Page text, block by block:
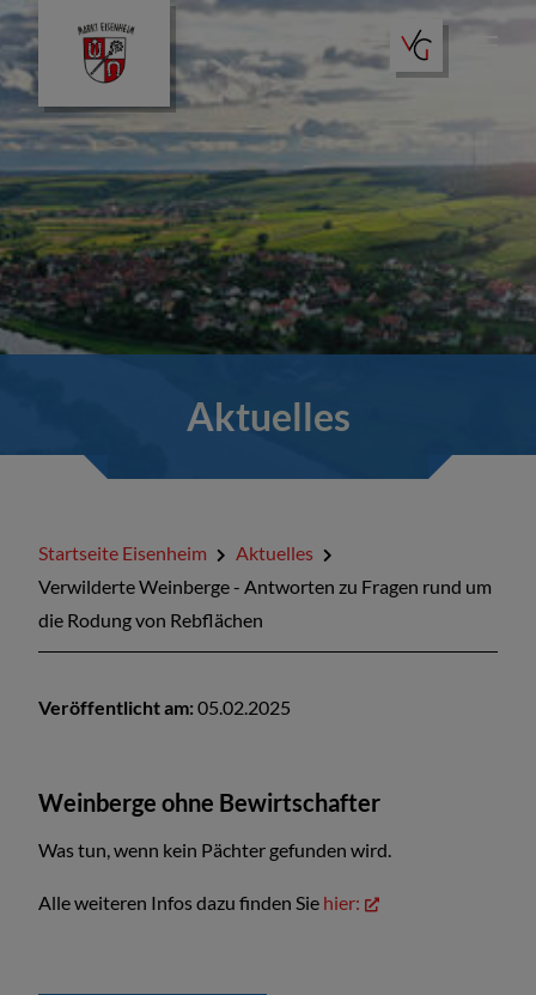
Aktuelles
Amtliche Bekanntmachungen
Kontakt
Aktuelles
Startseite Eisenheim
Aktuelles
Verwilderte Weinberge - Antworten zu Fragen rund um
die Rodung von Rebflächen
Veröffentlicht am: 05.02.2025
Weinberge ohne Bewirtschafter
Was tun, wenn kein Pächter gefunden wird.
Alle weiteren Infos dazu finden Sie hier: